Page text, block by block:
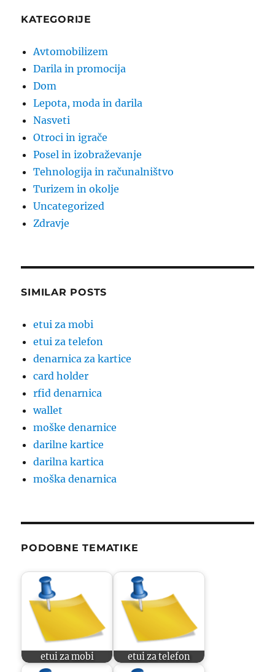
KATEGORIJE
Avtomobilizem
Darila in promocija
Dom
Lepota, moda in darila
Nasveti
Otroci in igrače
Posel in izobraževanje
Tehnologija in računalništvo
Turizem in okolje
Uncategorized
Zdravje
SIMILAR POSTS
etui za mobi
etui za telefon
denarnica za kartice
card holder
rfid denarnica
wallet
moške denarnice
darilne kartice
darilna kartica
moška denarnica
PODOBNE TEMATIKE
etui za mobi etui za telefon